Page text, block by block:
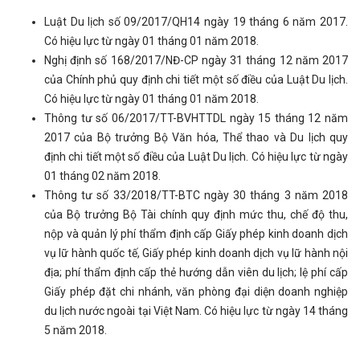
Luật Du lịch số 09/2017/QH14 ngày 19 tháng 6 năm 2017.
Có hiệu lực từ ngày 01 tháng 01 năm 2018.
Nghị định số 168/2017/NĐ-CP ngày 31 tháng 12 năm 2017
của Chính phủ quy định chi tiết một số điều của Luật Du lịch.
Có hiệu lực từ ngày 01 tháng 01 năm 2018.
Thông tư số 06/2017/TT-BVHTTDL ngày 15 tháng 12 năm
2017 của Bộ trưởng Bộ Văn hóa, Thể thao và Du lịch quy
định chi tiết một số điều của Luật Du lịch. Có hiệu lực từ ngày
01 tháng 02 năm 2018.
Thông tư số 33/2018/TT-BTC ngày 30 tháng 3 năm 2018
của Bộ trưởng Bộ Tài chính quy định mức thu, chế độ thu,
nộp và quản lý phí thẩm định cấp Giấy phép kinh doanh dịch
vụ lữ hành quốc tế, Giấy phép kinh doanh dịch vụ lữ hành nội
địa; phí thẩm định cấp thẻ hướng dẫn viên du lịch; lệ phí cấp
Giấy phép đặt chi nhánh, văn phòng đại diện doanh nghiệp
du lịch nước ngoài tại Việt Nam. Có hiệu lực từ ngày 14 tháng
5 năm 2018.